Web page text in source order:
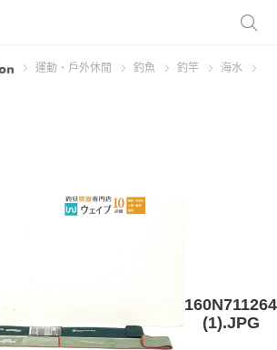
運動、戶外休閒 釣魚 釣竿
海水
160N711264
(1).JPG